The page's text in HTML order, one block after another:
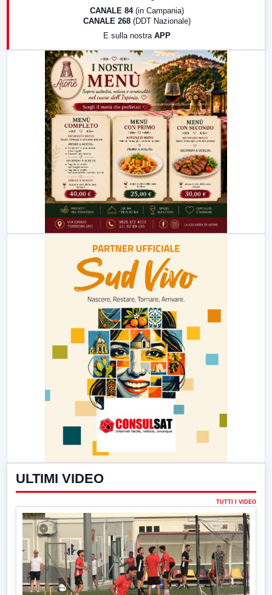
LabNews (replica)
CANALE 84 (in Campania)
CANALE 268 (DDT Nazionale)
E sulla nostra APP
ULTIMI VIDEO
TUTTI I VIDEO